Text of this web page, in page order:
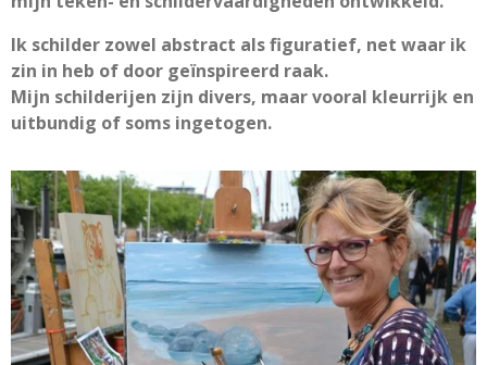
Ik schilder zowel abstract als figuratief, net waar ik
zin in heb of door geïnspireerd raak.
Mijn schilderijen zijn divers, maar vooral kleurrijk en
uitbundig of soms ingetogen.